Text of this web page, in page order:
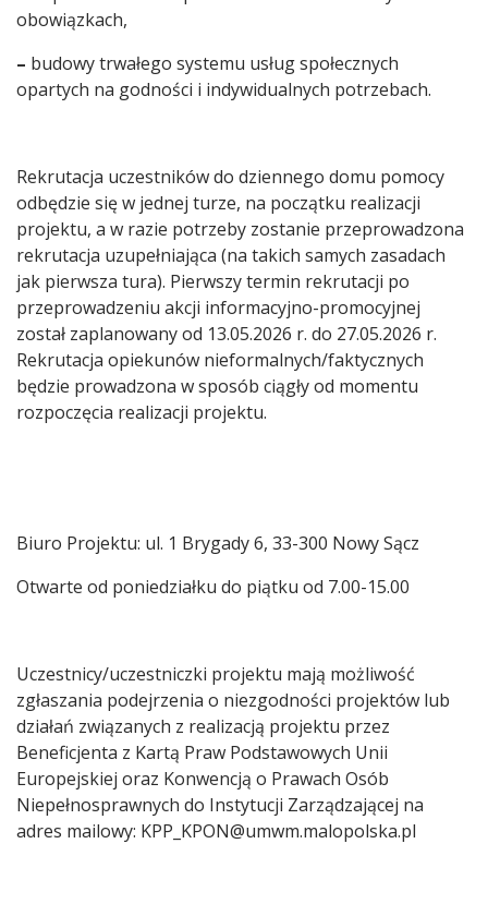
obowiązkach,
– budowy trwałego systemu usług społecznych
opartych na godności i indywidualnych potrzebach.
Rekrutacja uczestników do dziennego domu pomocy
odbędzie się w jednej turze, na początku realizacji
projektu, a w razie potrzeby zostanie przeprowadzona
rekrutacja uzupełniająca (na takich samych zasadach
jak pierwsza tura). Pierwszy termin rekrutacji po
przeprowadzeniu akcji informacyjno-promocyjnej
został zaplanowany od 13.05.2026 r. do 27.05.2026 r.
Rekrutacja opiekunów nieformalnych/faktycznych
będzie prowadzona w sposób ciągły od momentu
rozpoczęcia realizacji projektu.
Biuro Projektu: ul. 1 Brygady 6, 33-300 Nowy Sącz
Otwarte od poniedziałku do piątku od 7.00-15.00
Uczestnicy/uczestniczki projektu mają możliwość
zgłaszania podejrzenia o niezgodności projektów lub
działań związanych z realizacją projektu przez
Beneficjenta z Kartą Praw Podstawowych Unii
Europejskiej oraz Konwencją o Prawach Osób
Niepełnosprawnych do Instytucji Zarządzającej na
adres mailowy: KPP_KPON@umwm.malopolska.pl